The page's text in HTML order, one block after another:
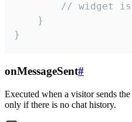
// widget
    }
}
onMessageSent#
Executed when a visitor sends
only if there is no chat history.